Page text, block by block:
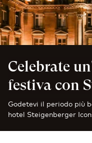
Celebrate
festiva con
Godetevi il periodo più
hotel Steigenberger